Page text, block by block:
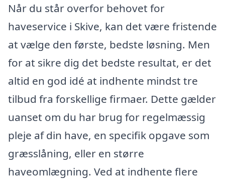
Når du står overfor behovet for
haveservice i Skive, kan det være fristende
at vælge den første, bedste løsning. Men
for at sikre dig det bedste resultat, er det
altid en god idé at indhente mindst tre
tilbud fra forskellige firmaer. Dette gælder
uanset om du har brug for regelmæssig
pleje af din have, en specifik opgave som
græsslåning, eller en større
haveomlægning. Ved at indhente flere